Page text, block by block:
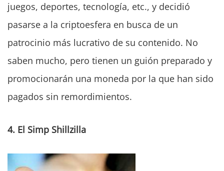
juegos, deportes, tecnología, etc., y decidió
pasarse a la criptoesfera en busca de un
patrocinio más lucrativo de su contenido. No
saben mucho, pero tienen un guión preparado y
promocionarán una moneda por la que han sido
pagados sin remordimientos.
4. El Simp Shillzilla